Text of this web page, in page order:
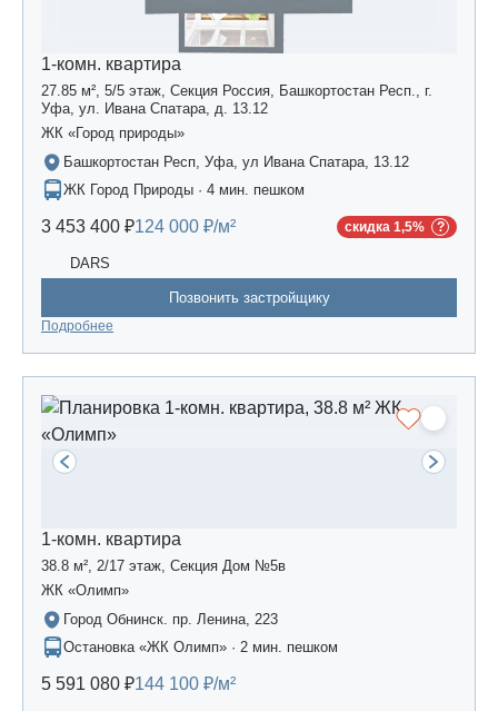
1-комн. квартира
27.85 м², 5/5 этаж, Секция Россия, Башкортостан Респ., г.
Уфа, ул. Ивана Спатара, д. 13.12
ЖК «Город природы»
Башкортостан Респ, Уфа, ул Ивана Спатара, 13.12
ЖК Город Природы · 4 мин. пешком
3 453 400 ₽124 000 ₽/м² скидка 1,5%
DARS
Позвонить застройщику
Подробнее
1-комн. квартира
38.8 м², 2/17 этаж, Секция Дом №5в
ЖК «Олимп»
Город Обнинск. пр. Ленина, 223
Остановка «ЖК Олимп» · 2 мин. пешком
5 591 080 ₽144 100 ₽/м²